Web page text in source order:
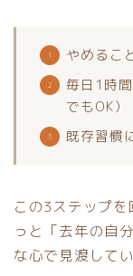
やめるこ
毎日1時
でもOK）
既存習慣
この3ステップ
っと「去年の自
な心で見渡して